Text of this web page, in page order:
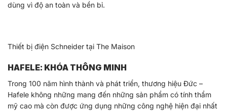
dùng vì độ an toàn và bền bỉ.
Thiết bị điện Schneider tại The Maison
HAFELE: KHÓA THÔNG MINH
Trong 100 năm hình thành và phát triển, thương hiệu Đức –
Hafele không những mang đến những sản phẩm có tính thẩm
mỹ cao mà còn được ứng dụng những công nghệ hiện đại nhất